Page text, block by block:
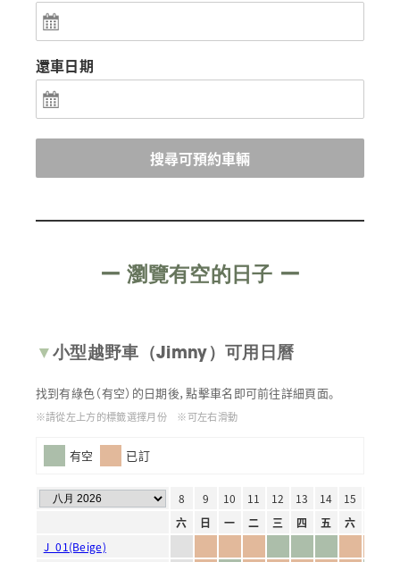
還車日期
搜尋可預約車輛
ー 瀏覽有空的日子 ー
▼小型越野車（Jimny）可用日曆
找到有綠色（有空）的日期後，點擊車名即可前往詳細頁面。
※請從左上方的標籤選擇月份 ※可左右滑動
有空 已訂
3 4 7 8 9 10 11 12 13 14 15
六 日 一 二 三 四 五 六
J_01(Beige)